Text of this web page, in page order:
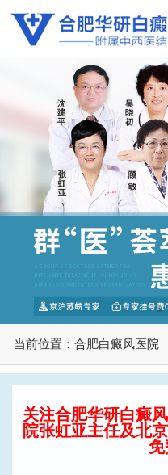
当前位置：合肥白癜风医院
关注合肥华研白癜
院张虹亚主任及北
免